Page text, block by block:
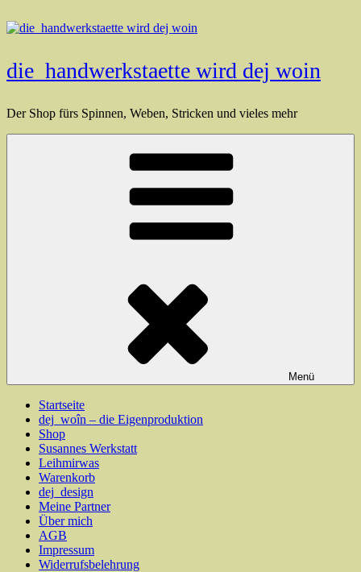
Inhalt
die_handwerkstaette wird dej woin
Der Shop fürs Spinnen, Weben, Stricken und vieles mehr
Menü
Startseite
dej_woîn – die Eigenproduktion
Shop
Susannes Werkstatt
Leihmirwas
Warenkorb
dej_design
Meine Partner
Über mich
AGB
Impressum
Widerrufsbelehrung